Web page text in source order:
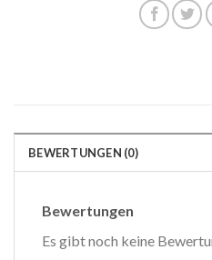
BEWERTUNGEN (0)
Bewertungen
Es gibt noch keine